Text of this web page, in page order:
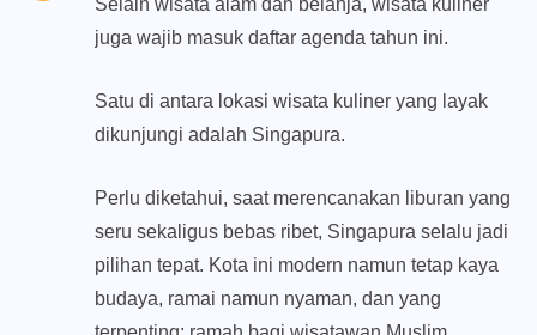
juga wajib masuk daftar agenda tahun ini.
Satu di antara lokasi wisata kuliner yang layak
dikunjungi adalah Singapura.
Perlu diketahui, saat merencanakan liburan yang
seru sekaligus bebas ribet, Singapura selalu jadi
pilihan tepat. Kota ini modern namun tetap kaya
budaya, ramai namun nyaman, dan yang